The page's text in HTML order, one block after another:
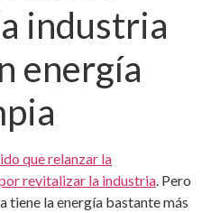
industria
energía
que relanzar la
revitalizar la industria . Pero
tiene la energía bastante más